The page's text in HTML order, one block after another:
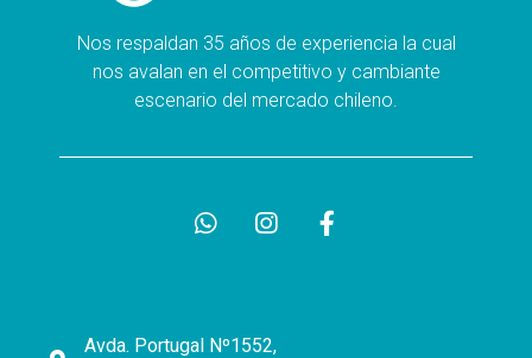
Nos respaldan 35 años de experiencia la cual
nos avalan en el competitivo y cambiante
escenario del mercado chileno.
Avda. Portugal Nº1552,